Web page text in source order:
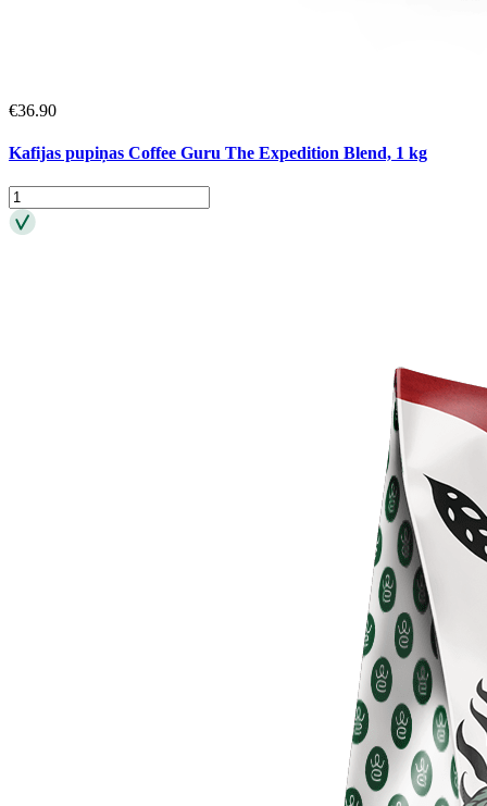
€36.90
Kafijas pupiņas Coffee Guru The Expedition Blend, 1 kg